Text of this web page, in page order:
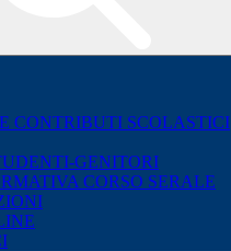
CONTRIBUTI SCOLASTICI
GENITORI
CORSO SERALE